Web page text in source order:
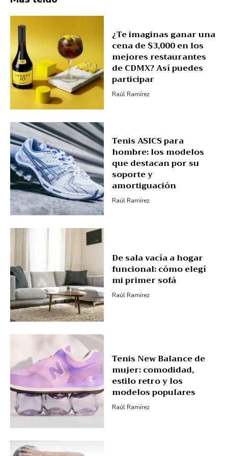
¿Te imaginas ganar una
cena de $3,000 en los
mejores restaurantes
de CDMX? Así puedes
participar
Raúl Ramírez
Tenis ASICS para
hombre: los modelos
que destacan por su
soporte y
amortiguación
Raúl Ramírez
De sala vacía a hogar
funcional: cómo elegí
mi primer sofá
Raúl Ramírez
Tenis New Balance de
mujer: comodidad,
estilo retro y los
modelos populares
Raúl Ramírez